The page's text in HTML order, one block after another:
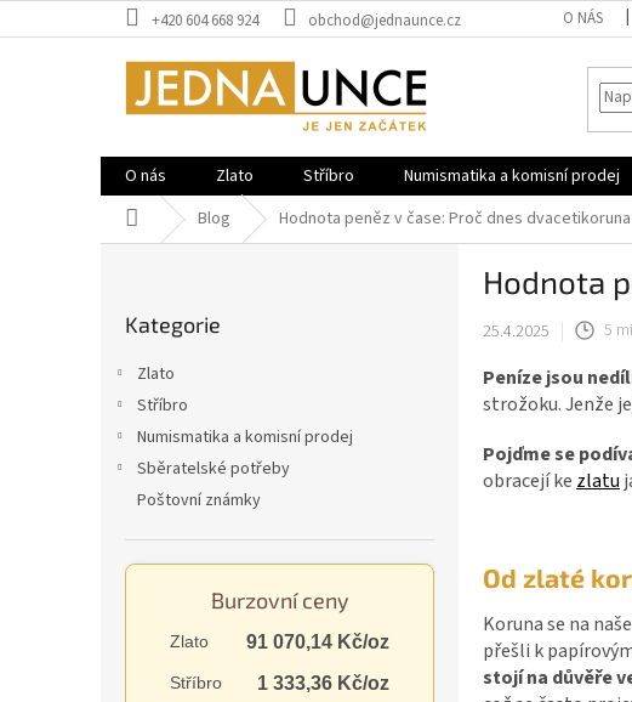
na
+420 604 668 924 obchod@jednaunce.cz O NÁS
O nás Zlato Stříbro Numismatika a komisní prodej
Domů Blog Hodnota peněz v čase: Proč dnes
kategorie
Kategorie
Zlato
Stříbro
Numismatika a komisní prodej
Sběratelské potřeby
Poštovní známky
Burzovní ceny
Zlato 91 070,14 Kč/oz
Stříbro 1 333,36 Kč/oz
Hodnota
25.4.2025 5
Peníze jsou
strožoku. Jenže
Pojďme se
obracejí ke zlatu
Od zlaté
Koruna se na
přešli k
stojí na důvěře